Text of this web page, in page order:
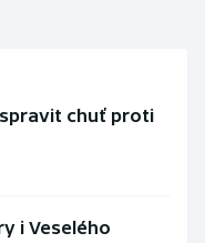
chuť proti
i Veselého